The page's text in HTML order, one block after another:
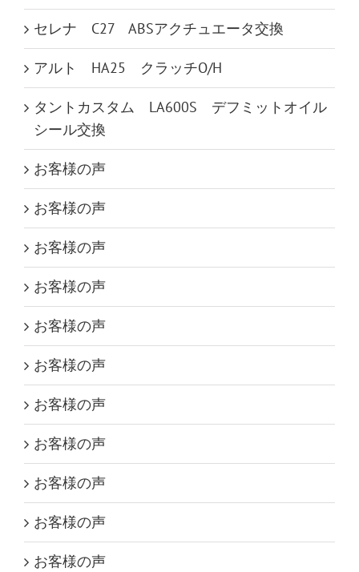
セレナ C27 ABSアクチュエータ交換
アルト HA25 クラッチO/H
タントカスタム LA600S デフミットオイル
シール交換
お客様の声
お客様の声
お客様の声
お客様の声
お客様の声
お客様の声
お客様の声
お客様の声
お客様の声
お客様の声
お客様の声